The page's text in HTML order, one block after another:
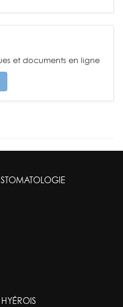
et documents en ligne